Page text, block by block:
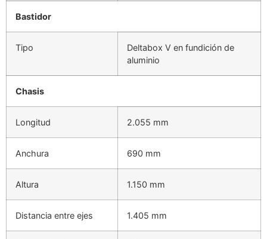
Bastidor
Tipo
Deltabox V en fundición de
aluminio
Chasis
Longitud 2.055 mm
Anchura 690 mm
Altura 1.150 mm
Distancia entre ejes 1.405 mm